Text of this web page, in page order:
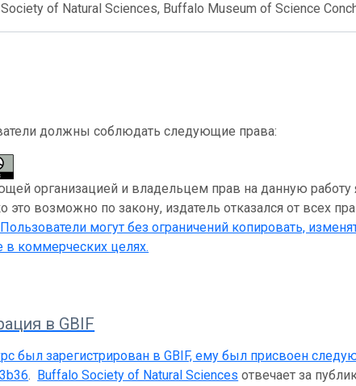
of Natural Sciences, Buffalo Museum of Science
должны соблюдать следующие права:
организацией и владельцем прав на данную работу
это возможно по закону, издатель отказался от всех
могут без ограничений копировать,
в коммерческих целях.
в GBIF
был зарегистрирован в GBIF, ему был присвоен
. Buffalo Society of Natural Sciences отвечает за